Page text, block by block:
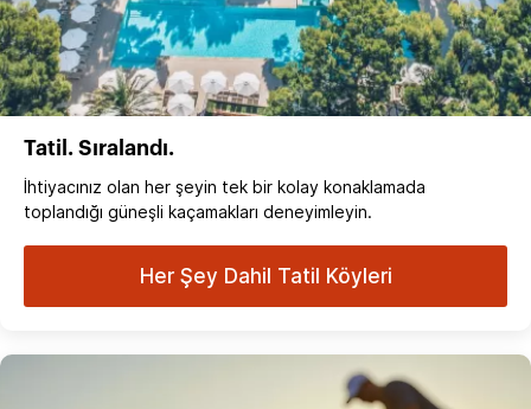
Tatil. Sıralandı.
İhtiyacınız olan her şeyin tek bir kolay konaklamada
toplandığı güneşli kaçamakları deneyimleyin.
Her Şey Dahil Tatil Köyleri